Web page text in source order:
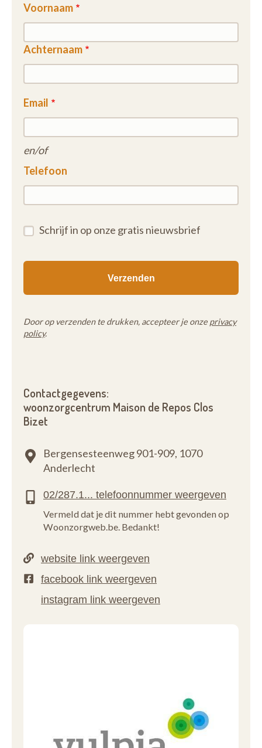
Voornaam
Achternaam
Email
en/of
Telefoon
Schrijf in op onze gratis nieuwsbrief
Door op verzenden te drukken, accepteer je onze privacy
policy.
Contactgegevens:
woonzorgcentrum Maison de Repos Clos
Bizet
Bergensesteenweg 901-909, 1070
Anderlecht
Vermeld dat je dit nummer hebt gevonden op
Woonzorgweb.be. Bedankt!